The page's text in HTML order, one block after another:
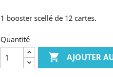
1 booster scellé de 12 cartes.
Quantité
 AJOUTER